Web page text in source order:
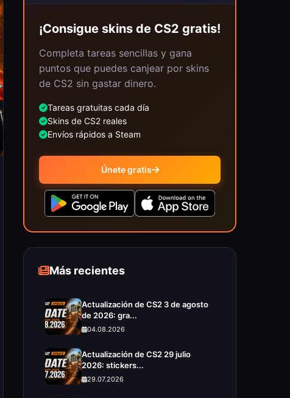
¡Consigue skins de CS2 gratis!
Completa tareas sencillas y gana
puntos que puedes canjear por skins
de CS2 sin gastar dinero.
Tareas gratuitas cada día
Skins de CS2 reales
Envíos rápidos a Steam
Únete gratis
Más recientes
Actualización de CS2 3 de agosto
de 2026: gra...
04.08.2026
Actualización de CS2 29 julio
2026: stickers...
29.07.2026